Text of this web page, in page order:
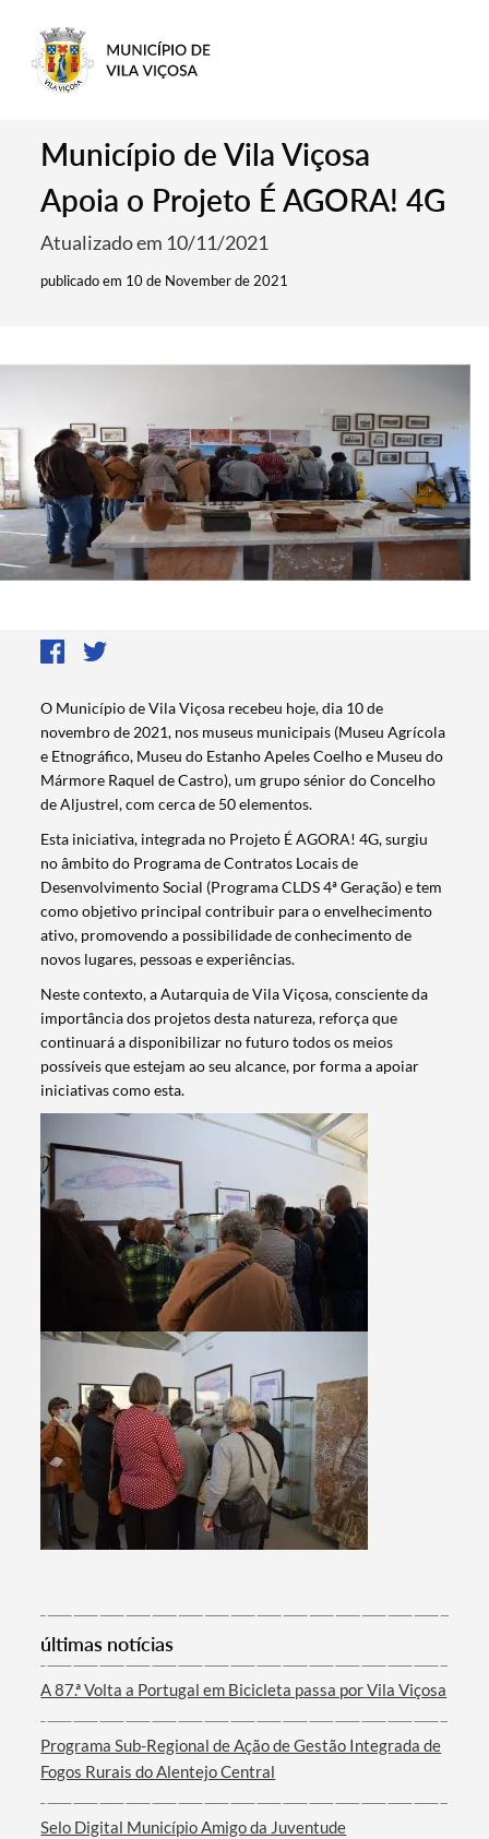
Termo de Pesquisa
Categorias gerais
Filtros
Município de Vila Viçosa
Apoia o Projeto É AGORA! 4G
Atualizado em 10/11/2021
publicado em 10 de November de 2021
O Município de Vila Viçosa recebeu hoje, dia 10 de
novembro de 2021, nos museus municipais (Museu Agrícola
e Etnográfico, Museu do Estanho Apeles Coelho e Museu do
Mármore Raquel de Castro), um grupo sénior do Concelho
de Aljustrel, com cerca de 50 elementos.
Esta iniciativa, integrada no Projeto É AGORA! 4G, surgiu
no âmbito do Programa de Contratos Locais de
Desenvolvimento Social (Programa CLDS 4ª Geração) e tem
como objetivo principal contribuir para o envelhecimento
ativo, promovendo a possibilidade de conhecimento de
novos lugares, pessoas e experiências.
Neste contexto, a Autarquia de Vila Viçosa, consciente da
importância dos projetos desta natureza, reforça que
continuará a disponibilizar no futuro todos os meios
possíveis que estejam ao seu alcance, por forma a apoiar
iniciativas como esta.
últimas notícias
A 87.ª Volta a Portugal em Bicicleta passa por Vila Viçosa
Programa Sub-Regional de Ação de Gestão Integrada de
Fogos Rurais do Alentejo Central
Selo Digital Município Amigo da Juventude